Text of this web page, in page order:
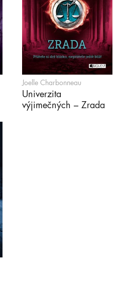
Joelle Charbonneau
Univerzita
výjimečných – Zrada